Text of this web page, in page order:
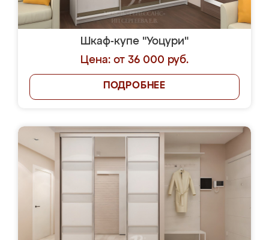
Шкаф-купе "Уоцури"
Цена: от 36 000 руб.
ПОДРОБНЕЕ